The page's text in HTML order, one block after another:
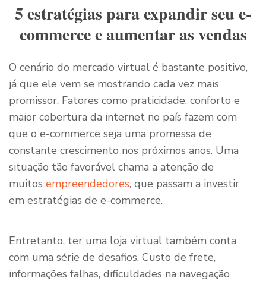
5 estratégias para expandir seu e-
commerce e aumentar as vendas
O cenário do mercado virtual é bastante positivo,
já que ele vem se mostrando cada vez mais
promissor. Fatores como praticidade, conforto e
maior cobertura da internet no país fazem com
que o e-commerce seja uma promessa de
constante crescimento nos próximos anos. Uma
situação tão favorável chama a atenção de
muitos empreendedores, que passam a investir
em estratégias de e-commerce.
Entretanto, ter uma loja virtual também conta
com uma série de desafios. Custo de frete,
informações falhas, dificuldades na navegação